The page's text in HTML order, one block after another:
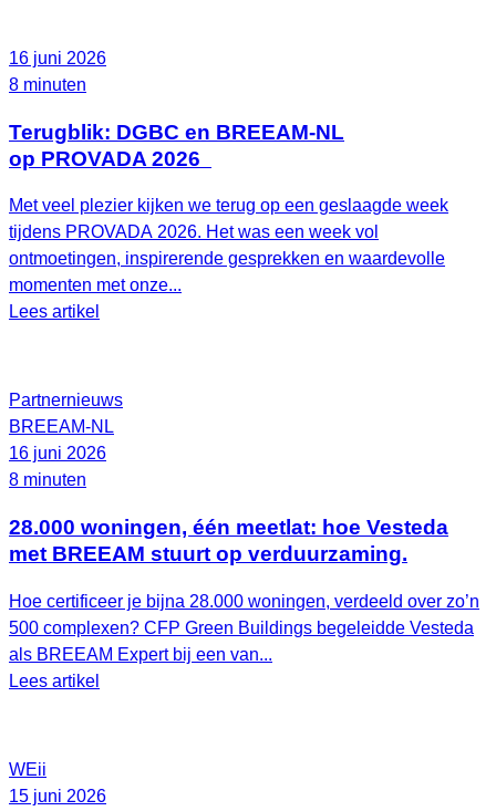
16 juni 2026
8 minuten
Terugblik: DGBC en BREEAM-NL
op PROVADA 2026
Met veel plezier kijken we terug op een geslaagde week
tijdens PROVADA 2026. Het was een week vol
ontmoetingen, inspirerende gesprekken en waardevolle
momenten met onze...
Lees artikel
Partnernieuws
BREEAM-NL
16 juni 2026
8 minuten
28.000 woningen, één meetlat: hoe Vesteda
met BREEAM stuurt op verduurzaming.
Hoe certificeer je bijna 28.000 woningen, verdeeld over zo’n
500 complexen? CFP Green Buildings begeleidde Vesteda
als BREEAM Expert bij een van...
Lees artikel
WEii
15 juni 2026